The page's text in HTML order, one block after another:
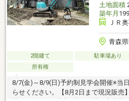
土地面積
築年月
ＪＲ
青森
2階建て 駐車場あり
所有権
8/7(金)～8/9(日)予約制見学会開催※当
らせください。【8月2日まで現況販売